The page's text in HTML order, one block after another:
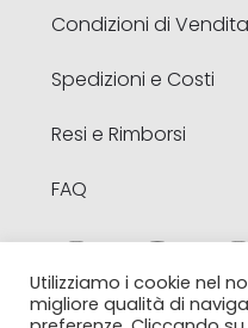
Condizioni di Vendita
Spedizioni e Costi
Resi e Rimborsi
FAQ
Utilizziamo i cookie nel
migliore qualità di